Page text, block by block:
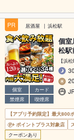
PR 居酒屋 浜松駅
個室
カード
禁煙席
喫煙席
個室
松駅
【浜
【アプリ予約限定】最大800
ポイントプラス対象店
クーポンあり